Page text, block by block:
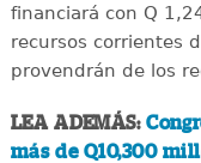
financiará con Q
recursos corrientes
provendrán de los
LEA ADEMÁS:
más de Q10,300